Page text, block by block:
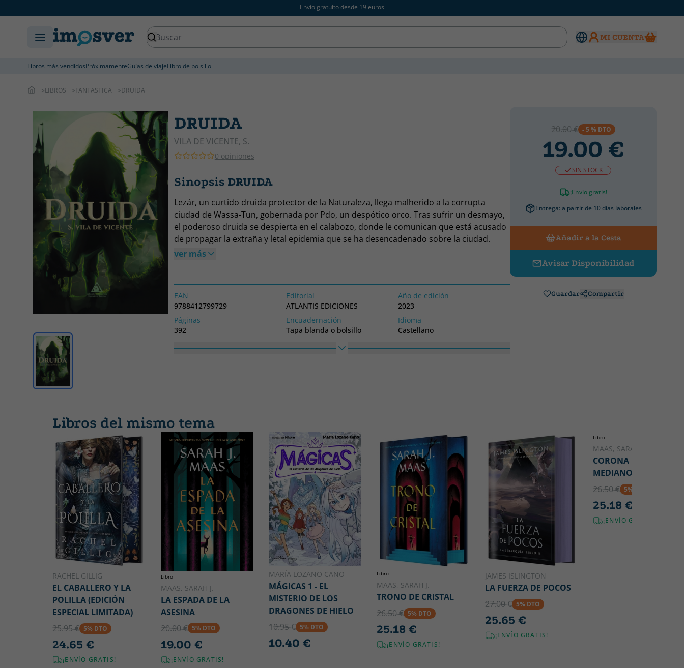
Envío gratuito desde 19 euros
MI CUENTA
Libros más vendidosPróximamenteGuías de viajeLibro de bolsillo
LIBROS FANTASTICA DRUIDA
DRUIDA
VILA DE VICENTE, S.
0 opiniones
Sinopsis DRUIDA
Lezár, un curtido druida protector de la Naturaleza, llega malherido a la corrupta
ciudad de Wassa-Tun, gobernada por Pdo, un despótico orco. Tras sufrir un desmayo,
el poderoso druida se despierta en el calabozo, donde le comunican que está acusado
de propagar la extraña y letal epidemia que se ha desencadenado sobre la ciudad.
Lezár intentará resolver el enigma de su encarcelamiento con la ayuda de su fiel e
prisión y descifrar qué misterio se oculta tras la epidemia que está diezmando la
población de Wassa-Tun.
ver más
EAN
9788412799729
Editorial
ATLANTIS EDICIONES
Año de edición
2023
Páginas
392
Encuadernación
Tapa blanda o bolsillo
Idioma
Castellano
20.00 € - 5 % DTO
19.00 €
SIN STOCK
¡Envío gratis!
Entrega: a partir de 10 días laborales
Añadir a la Cesta
Avisar Disponibilidad
Guardar Compartir
Libros del mismo tema
RACHEL GILLIG
EL CABALLERO Y LA
POLILLA (EDICIÓN
ESPECIAL LIMITADA)
25.95 € 5% DTO
24.65 €
¡ENVÍO GRATIS!
Libro
MAAS, SARAH J.
LA ESPADA DE LA
ASESINA
20.00 € 5% DTO
19.00 €
¡ENVÍO GRATIS!
MARÍA LOZANO CANO
MÁGICAS 1 - EL
MISTERIO DE LOS
DRAGONES DE HIELO
10.95 € 5% DTO
10.40 €
Libro
MAAS, SARAH J.
TRONO DE CRISTAL
26.50 € 5% DTO
25.18 €
¡ENVÍO GRATIS!
JAMES ISLINGTON
LA FUERZA DE POCOS
27.00 € 5% DTO
25.65 €
¡ENVÍO GRATIS!
Libro
MAAS, SARAH J.
CORONA DE
MEDIANOCHE
26.50 € 5% DTO
25.18 €
¡ENVÍO GRATIS!